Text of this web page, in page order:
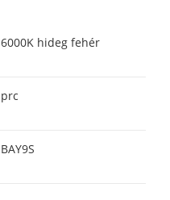
6000K hideg fehér
prc
BAY9S